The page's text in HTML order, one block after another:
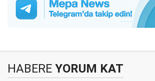
HABERE YORUM KAT